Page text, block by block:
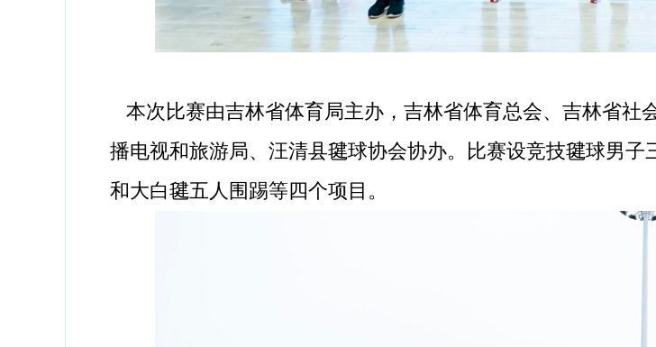
本次比赛由吉林省体育局主办，吉林省体育总会、吉林省社
播电视和旅游局、汪清县毽球协会协办。比赛设竞技毽球男
和大白毽五人围踢等四个项目。